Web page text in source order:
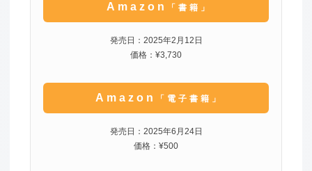
Amazon 「書籍」
発売日：2025年2月12日
価格：¥3,730
Amazon 「電子書籍」
発売日：2025年6月24日
価格：¥500